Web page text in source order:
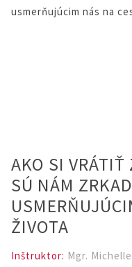
usmerňujúcim nás na
AKO SI VRÁTIŤ
SÚ NÁM
ŽIVOTA
Inštruktor: Mgr.